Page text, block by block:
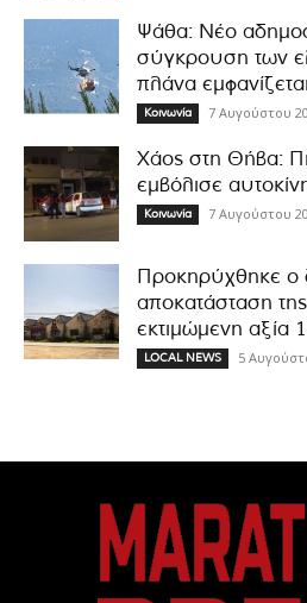
Ψάθα: Νέο
σύγκρουση των
πλάνα
Κοινωνία 7 Αυγούστου
Χάος στη Θήβα:
εμβόλισε
Κοινωνία 7 Αυγούστου
Προκηρύχθηκε ο
αποκατάσταση
εκτιμώμενη αξία
LOCAL NEWS 5